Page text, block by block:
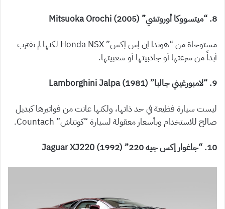
8. “ميتسووكا أوروتشي” (2005) Mitsuoka Orochi
مستوحاة من “هوندا إن إس إكس” Honda NSX لكنها لم تقترب
أبداً من سرعتها أو جاذبيتها أو شعبيتها.
9. “لامبورغيني جالبا” (1981) Lamborghini Jalpa
ليست سيارة فظيعة في حد ذاتها، ولكنها عانت من فواتيرها كبديل
صالح للاستخدام وبأسعار معقولة لسيارة “كونتاش” Countach.
10. “جاغوار إكس جيه 220” (1992) Jaguar XJ220